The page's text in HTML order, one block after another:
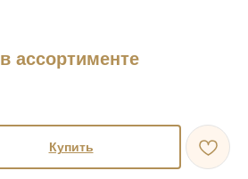
ассортименте
Купить